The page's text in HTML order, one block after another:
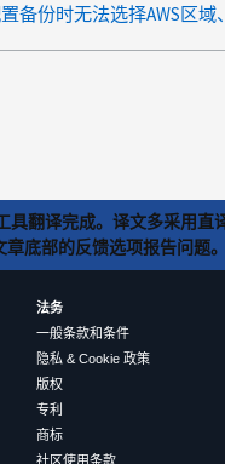
备份时无法选择AWS区域
翻译完成。译文多采用
底部的反馈选项报告问题。
法务
一般条款和条件
隐私 & Cookie 政策
版权
专利
商标
社区使用条款